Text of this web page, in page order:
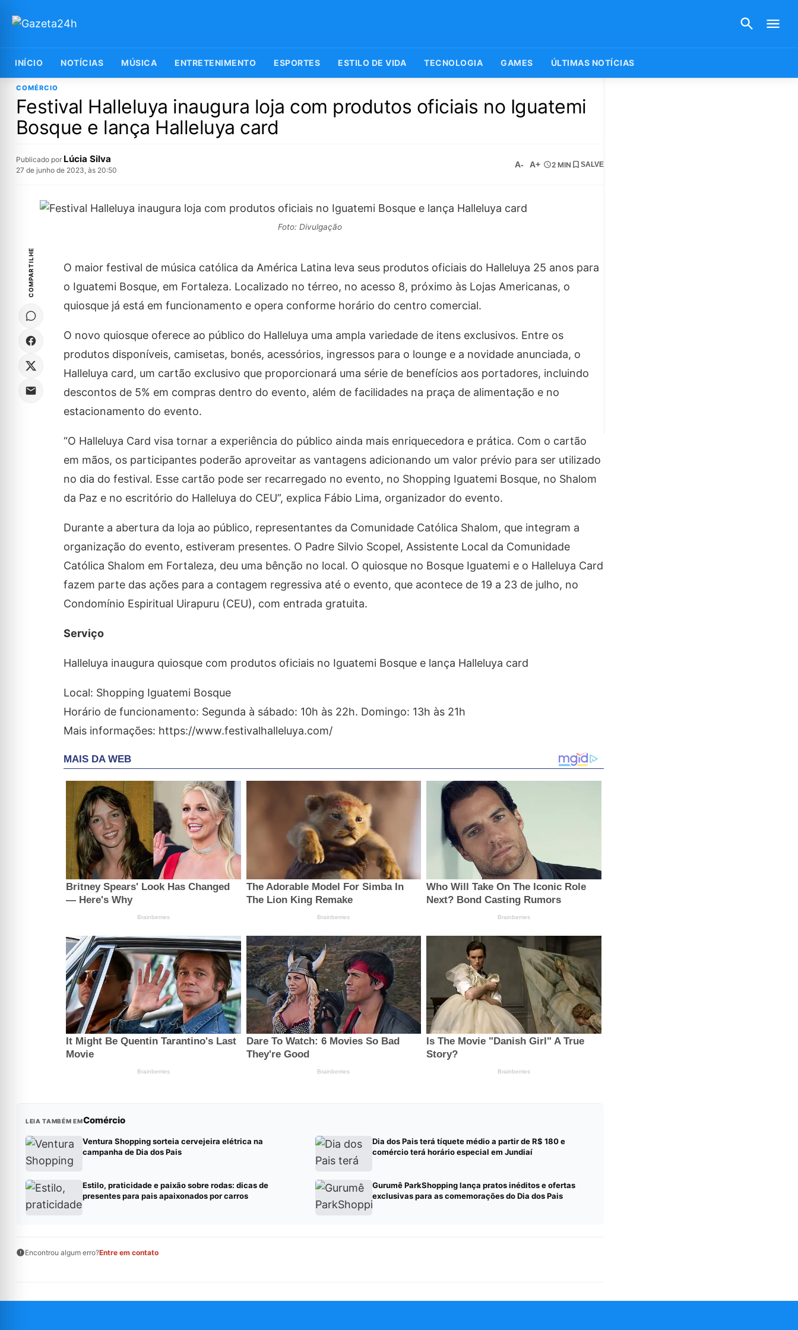
INÍCIO NOTÍCIAS MÚSICA ENTRETENIMENTO ESPORTES ESTILO DE VIDA TECNOLOGIA GAMES ÚLTIMAS NOTÍCIAS
COMÉRCIO
Festival Halleluya inaugura loja com produtos oficiais no Iguatemi
Bosque e lança Halleluya card
Publicado por Lúcia Silva
27 de junho de 2023, às 20:50
A- A+ 2 MIN SALVE
Foto: Divulgação
COMPARTILHE
O maior festival de música católica da América Latina leva seus produtos oficiais do Halleluya 25 anos para
o Iguatemi Bosque, em Fortaleza. Localizado no térreo, no acesso 8, próximo às Lojas Americanas, o
quiosque já está em funcionamento e opera conforme horário do centro comercial.
O novo quiosque oferece ao público do Halleluya uma ampla variedade de itens exclusivos. Entre os
produtos disponíveis, camisetas, bonés, acessórios, ingressos para o lounge e a novidade anunciada, o
Halleluya card, um cartão exclusivo que proporcionará uma série de benefícios aos portadores, incluindo
descontos de 5% em compras dentro do evento, além de facilidades na praça de alimentação e no
estacionamento do evento.
“O Halleluya Card visa tornar a experiência do público ainda mais enriquecedora e prática. Com o cartão
em mãos, os participantes poderão aproveitar as vantagens adicionando um valor prévio para ser utilizado
no dia do festival. Esse cartão pode ser recarregado no evento, no Shopping Iguatemi Bosque, no Shalom
da Paz e no escritório do Halleluya do CEU”, explica Fábio Lima, organizador do evento.
Durante a abertura da loja ao público, representantes da Comunidade Católica Shalom, que integram a
organização do evento, estiveram presentes. O Padre Silvio Scopel, Assistente Local da Comunidade
Católica Shalom em Fortaleza, deu uma bênção no local. O quiosque no Bosque Iguatemi e o Halleluya Card
fazem parte das ações para a contagem regressiva até o evento, que acontece de 19 a 23 de julho, no
Condomínio Espiritual Uirapuru (CEU), com entrada gratuita.
Serviço
Halleluya inaugura quiosque com produtos oficiais no Iguatemi Bosque e lança Halleluya card
Local: Shopping Iguatemi Bosque
Horário de funcionamento: Segunda à sábado: 10h às 22h. Domingo: 13h às 21h
Mais informações: https://www.festivalhalleluya.com/
LEIA TAMBÉM EMComércio
Ventura Shopping sorteia cervejeira elétrica na
campanha de Dia dos Pais
Dia dos Pais terá tíquete médio a partir de R$ 180 e
comércio terá horário especial em Jundiaí
Estilo, praticidade e paixão sobre rodas: dicas de
presentes para pais apaixonados por carros
Gurumê ParkShopping lança pratos inéditos e ofertas
exclusivas para as comemorações do Dia dos Pais
Encontrou algum erro?Entre em contato